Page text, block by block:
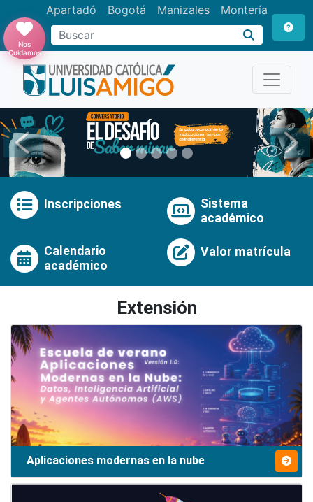
Apartadó Bogotá Manizales Montería
Buscar
Nos
Cuidamos
Anterior
Inscripciones
Sistema
académico
Calendario
académico
Valor matrícula
Extensión
Aplicaciones modernas en la nube